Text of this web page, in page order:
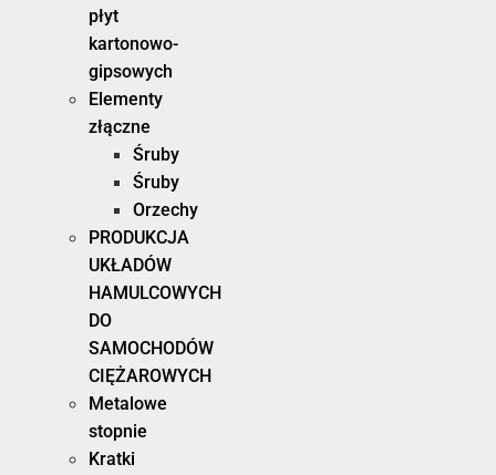
płyt
kartonowo-
gipsowych
Elementy
złączne
Śruby
Śruby
Orzechy
PRODUKCJA
UKŁADÓW
HAMULCOWYCH
DO
SAMOCHODÓW
CIĘŻAROWYCH
Metalowe
stopnie
Kratki